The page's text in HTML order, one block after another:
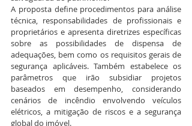
A proposta define procedimentos para análise
técnica, responsabilidades de profissionais e
proprietários e apresenta diretrizes específicas
sobre as possibilidades de dispensa de
adequações, bem como os requisitos gerais de
segurança aplicáveis. Também estabelece os
parâmetros que irão subsidiar projetos
baseados em desempenho, considerando
cenários de incêndio envolvendo veículos
elétricos, a mitigação de riscos e a segurança
global do imóvel.